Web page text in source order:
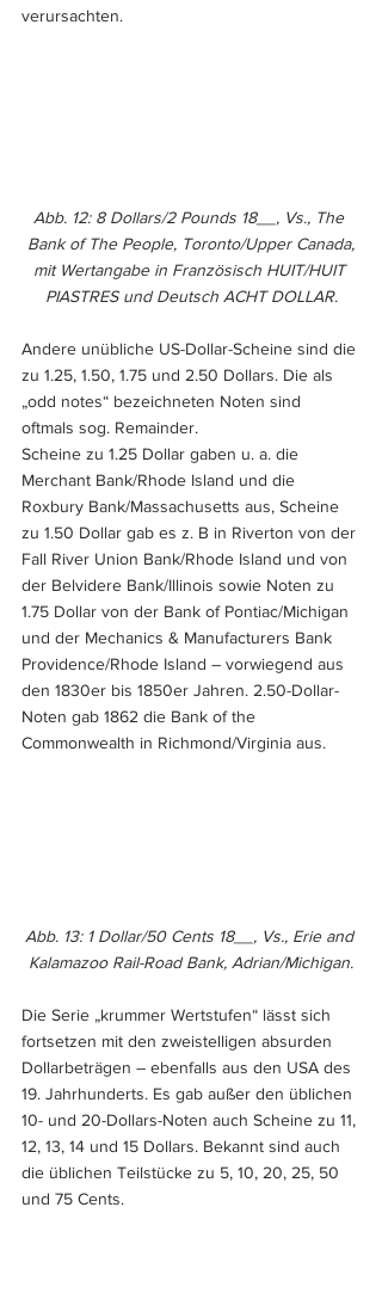
verursachten.
Abb. 12: 8 Dollars/2 Pounds 18__, Vs., The
Bank of The People, Toronto/Upper Canada,
mit Wertangabe in Französisch HUIT/HUIT
PIASTRES und Deutsch ACHT DOLLAR.
Andere unübliche US-Dollar-Scheine sind die
zu 1.25, 1.50, 1.75 und 2.50 Dollars. Die als
„odd notes“ bezeichneten Noten sind
oftmals sog. Remainder.
Scheine zu 1.25 Dollar gaben u. a. die
Merchant Bank/Rhode Island und die
Roxbury Bank/Massachusetts aus, Scheine
zu 1.50 Dollar gab es z. B in Riverton von der
Fall River Union Bank/Rhode Island und von
der Belvidere Bank/Illinois sowie Noten zu
1.75 Dollar von der Bank of Pontiac/Michigan
und der Mechanics & Manufacturers Bank
Providence/Rhode Island – vorwiegend aus
den 1830er bis 1850er Jahren. 2.50-Dollar-
Noten gab 1862 die Bank of the
Commonwealth in Richmond/Virginia aus.
Abb. 13: 1 Dollar/50 Cents 18__, Vs., Erie and
Kalamazoo Rail-Road Bank, Adrian/Michigan.
Die Serie „krummer Wertstufen“ lässt sich
fortsetzen mit den zweistelligen absurden
Dollarbeträgen – ebenfalls aus den USA des
19. Jahrhunderts. Es gab außer den üblichen
10- und 20-Dollars-Noten auch Scheine zu 11,
12, 13, 14 und 15 Dollars. Bekannt sind auch
die üblichen Teilstücke zu 5, 10, 20, 25, 50
und 75 Cents.